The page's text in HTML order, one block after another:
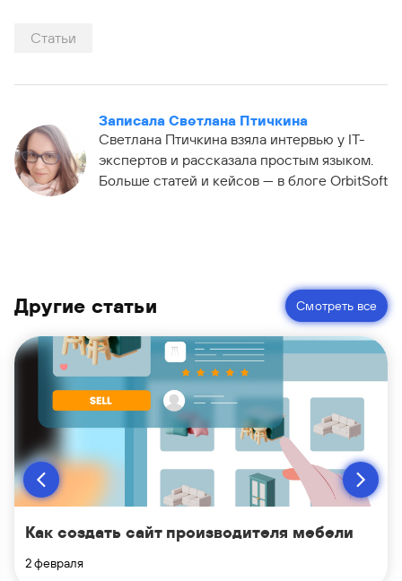
Статьи
Записала Светлана Птичкина
Светлана Птичкина взяла интервью у IT-
экспертов и рассказала простым языком.
Больше статей и кейсов — в блоге OrbitSoft
Другие статьи Смотреть все
Как создать сайт производителя мебели
2 февраля